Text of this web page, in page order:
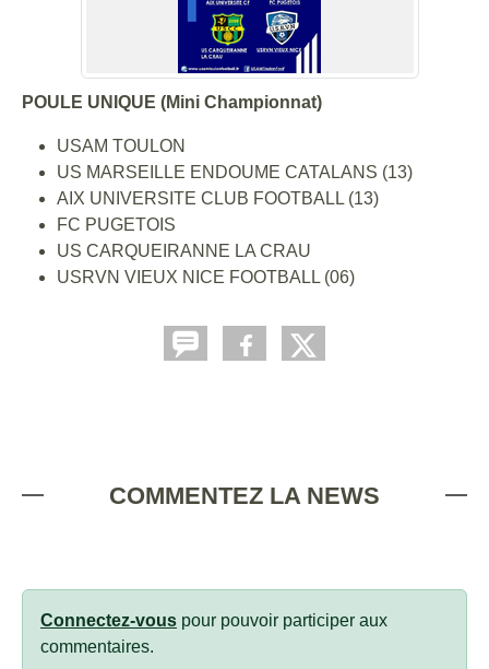
POULE UNIQUE (Mini Championnat)
USAM TOULON
US MARSEILLE ENDOUME CATALANS (13)
AIX UNIVERSITE CLUB FOOTBALL (13)
FC PUGETOIS
US CARQUEIRANNE LA CRAU
USRVN VIEUX NICE FOOTBALL (06)
COMMENTEZ LA NEWS
Connectez-vous pour pouvoir participer aux
commentaires.